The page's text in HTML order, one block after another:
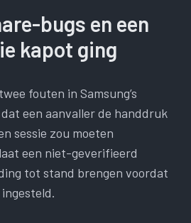
bugs en een
kapot ging
fouten in Samsung’s
een aanvaller de handdruk
sessie zou moeten
een niet-geverifieerd
tot stand brengen voordat